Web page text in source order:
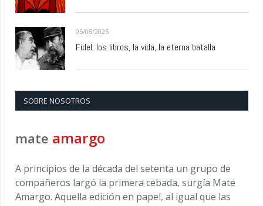
05/08/2026
Fidel, los libros, la vida, la eterna batalla
SOBRE NOSOTROS
mate amargo
A principios de la década del setenta un grupo de
compañeros largó la primera cebada, surgía Mate
Amargo. Aquella edición en papel, al igual que las